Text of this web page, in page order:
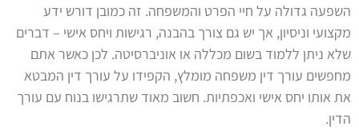
השפעה גדולה על חיי הפרט והמשפחה. זה כמובן דורש ידע
מקצועי וניסיון, אך יש גם צורך בהבנה, רגישות ויחס אישי – דברים
שלא ניתן ללמוד בשום מכללה או אוניברסיטה. לכן כאשר אתם
מחפשים עורך דין משפחה מומלץ, הקפידו על עורך דין המבטא
את אותו יחס אישי ואכפתיות. חשוב מאוד שתרגישו בנוח עם עורך
הדין.